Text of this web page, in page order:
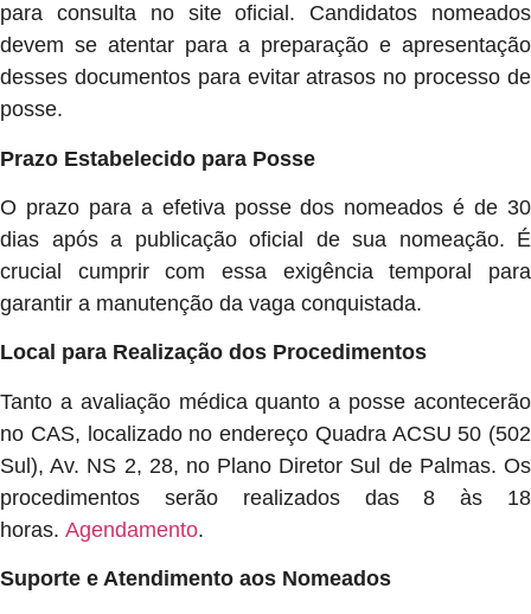
para consulta no site oficial. Candidatos nomeados
devem se atentar para a preparação e apresentação
desses documentos para evitar atrasos no processo de
posse.
Prazo Estabelecido para Posse
O prazo para a efetiva posse dos nomeados é de 30
dias após a publicação oficial de sua nomeação. É
crucial cumprir com essa exigência temporal para
garantir a manutenção da vaga conquistada.
Local para Realização dos Procedimentos
Tanto a avaliação médica quanto a posse acontecerão
no CAS, localizado no endereço Quadra ACSU 50 (502
Sul), Av. NS 2, 28, no Plano Diretor Sul de Palmas. Os
procedimentos serão realizados das 8 às 18
horas. Agendamento.
Suporte e Atendimento aos Nomeados